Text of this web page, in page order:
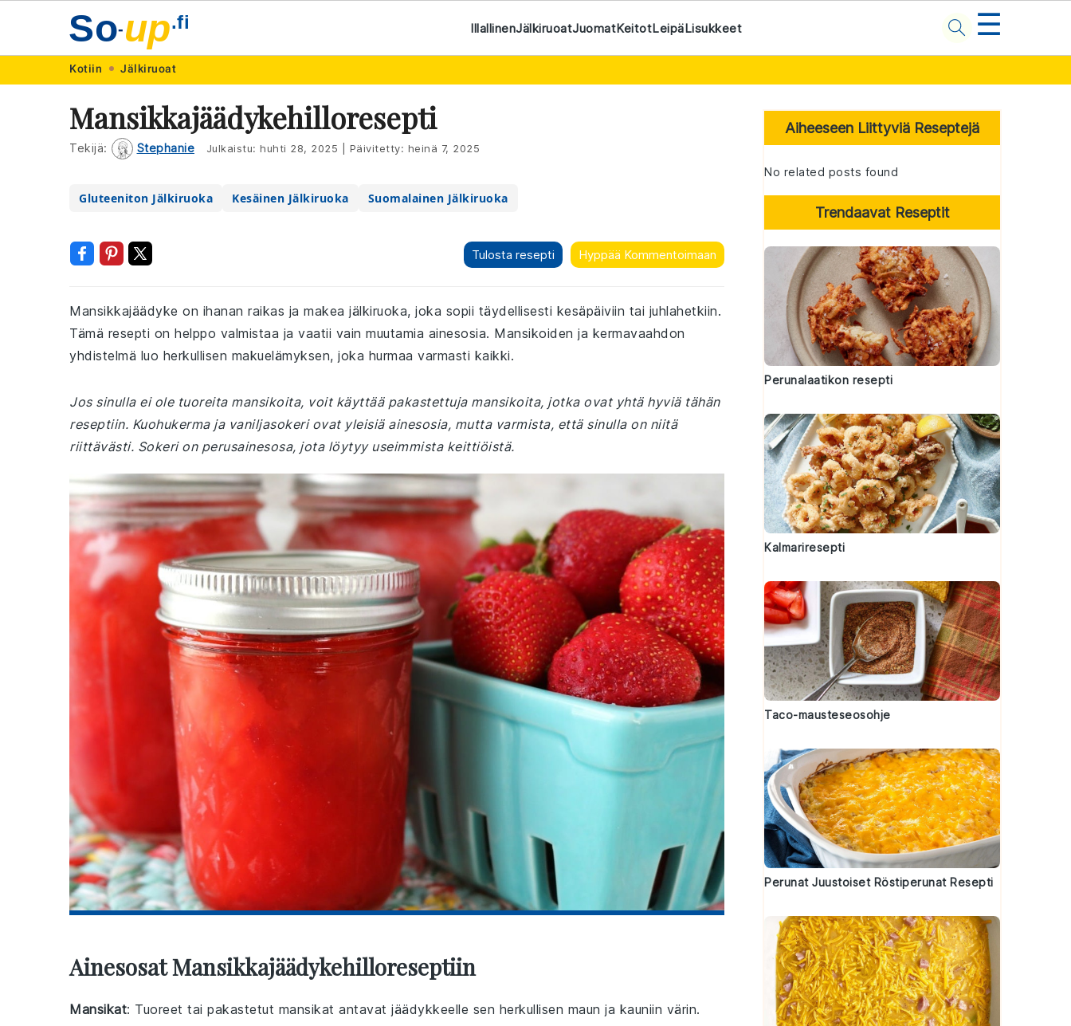
navigation
content
So-up.fi IllallinenJälkiruoatJuomatKeitotLeipäLisukkeet ☰
Kotiin Jälkiruoat
Mansikkajäädykehilloresepti
Tekijä: Stephanie Julkaistu: huhti 28, 2025 Päivitetty: heinä 7, 2025
Gluteeniton Jälkiruoka Kesäinen Jälkiruoka Suomalainen Jälkiruoka
Tulosta resepti Hyppää Kommentoimaan
Mansikkajäädyke on ihanan raikas ja makea jälkiruoka, joka sopii täydellisesti kesäpäiviin tai juhlahetkiin.
Tämä resepti on helppo valmistaa ja vaatii vain muutamia ainesosia. Mansikoiden ja kermavaahdon
yhdistelmä luo herkullisen makuelämyksen, joka hurmaa varmasti kaikki.
Jos sinulla ei ole tuoreita mansikoita, voit käyttää pakastettuja mansikoita, jotka ovat yhtä hyviä tähän
reseptiin. Kuohukerma ja vaniljasokeri ovat yleisiä ainesosia, mutta varmista, että sinulla on niitä
riittävästi. Sokeri on perusainesosa, jota löytyy useimmista keittiöistä.
Ainesosat Mansikkajäädykehilloreseptiin
Mansikat: Tuoreet tai pakastetut mansikat antavat jäädykkeelle sen herkullisen maun ja kauniin värin.
Primary
Sidebar
Aiheeseen Liittyviä Reseptejä
No related posts found
Trendaavat Reseptit
Perunalaatikon resepti
Kalmariresepti
Taco-mausteseosohje
Perunat Juustoiset Röstiperunat Resepti